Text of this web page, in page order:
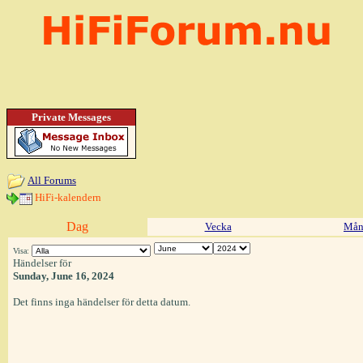
Private Messages
All Forums
HiFi-kalendern
Dag Vecka
Visa:
Händelser för
Sunday, June 16, 2024
Det finns inga händelser för detta datum.